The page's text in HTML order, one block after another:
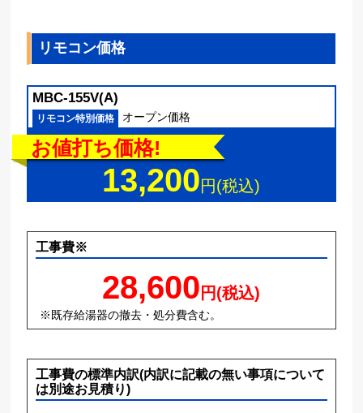
リモコン価格
MBC-155V(A)
リモコン特別価格 オープン価格
お値打ち価格!
13,200円(税込)
工事費※
28,600 円(税込)
※既存給湯器の撤去・処分費含む。
工事費の標準内訳(内訳に記載の無い事項について
は別途お見積り)